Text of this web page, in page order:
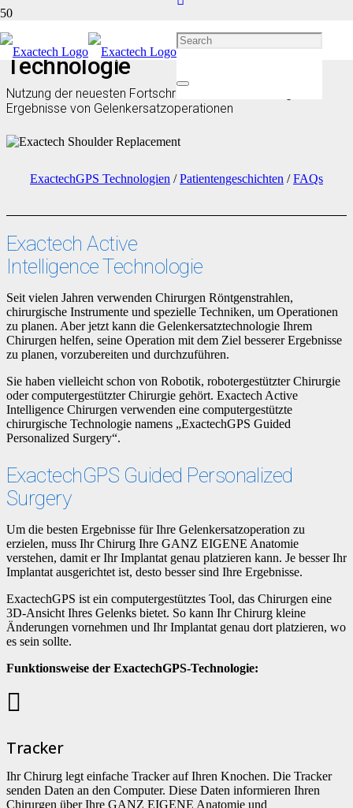
Exactech Active Intelligence
Technologie
Nutzung der neuesten Fortschritte zur Verbesserung der
Ergebnisse von Gelenkersatzoperationen
ExactechGPS Technologien /Patientengeschichten /FAQs
Exactech Active
Intelligence Technologie
Seit vielen Jahren verwenden Chirurgen Röntgenstrahlen,
chirurgische Instrumente und spezielle Techniken, um Operationen
zu planen. Aber jetzt kann die Gelenkersatztechnologie Ihrem
Chirurgen helfen, seine Operation mit dem Ziel besserer Ergebnisse
zu planen, vorzubereiten und durchzuführen.
Sie haben vielleicht schon von Robotik, robotergestützter Chirurgie
oder computergestützter Chirurgie gehört. Exactech Active
Intelligence Chirurgen verwenden eine computergestützte
chirurgische Technologie namens „ExactechGPS Guided
Personalized Surgery“.
ExactechGPS Guided Personalized
Surgery
Um die besten Ergebnisse für Ihre Gelenkersatzoperation zu
erzielen, muss Ihr Chirurg Ihre GANZ EIGENE Anatomie
verstehen, damit er Ihr Implantat genau platzieren kann. Je besser Ihr
Implantat ausgerichtet ist, desto besser sind Ihre Ergebnisse.
ExactechGPS ist ein computergestütztes Tool, das Chirurgen eine
3D-Ansicht Ihres Gelenks bietet. So kann Ihr Chirurg kleine
Änderungen vornehmen und Ihr Implantat genau dort platzieren, wo
es sein sollte.
Funktionsweise der ExactechGPS-Technologie:
Tracker
Ihr Chirurg legt einfache Tracker auf Ihren Knochen. Die Tracker
senden Daten an den Computer. Diese Daten informieren Ihren
Chirurgen über Ihre GANZ EIGENE Anatomie und